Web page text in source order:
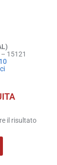
15121
il risultato